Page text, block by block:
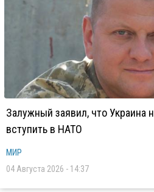
Залужный заявил, что Украина
вступить в НАТО
МИР
04 Августа 2026 - 14:37